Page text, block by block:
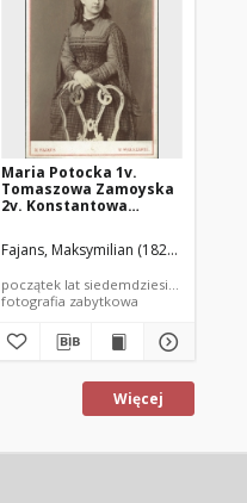
Maria Potocka 1v.
Tomaszowa Zamoyska
2v. Konstantowa
Fajans, Maksymilian (1827–1889)
początek lat siedemdziesiątych XIX
fotografia zabytkowa
Więcej